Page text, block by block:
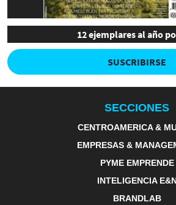
12 ejemplares al año
SUSCRIBIRSE
SECCIONES
CENTROAMERICA &
EMPRESAS &
PYME EMPRENDE
INTELIGENCIA
BRANDLAB